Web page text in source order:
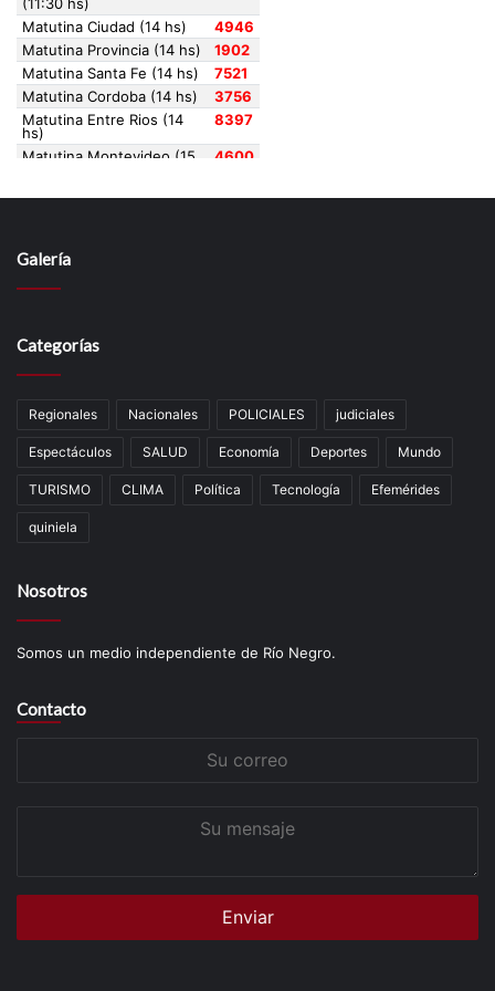
Galería
Categorías
Regionales Nacionales POLICIALES judiciales
Espectáculos SALUD Economía Deportes Mundo
TURISMO CLIMA Política Tecnología Efemérides
quiniela
Nosotros
Somos un medio independiente de Río Negro.
Contacto